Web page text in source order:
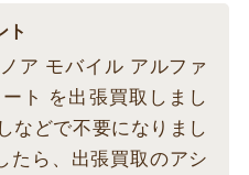
ト
ア モバイル アルファ
ト を出張買取しまし
などで不要になりまし
たら、出張買取のアシ